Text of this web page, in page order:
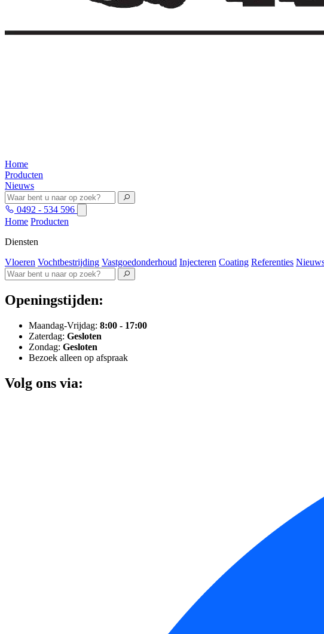
Home
Producten
Nieuws
0492 - 534 596
Home Producten
Diensten
Vloeren Vochtbestrijding Vastgoedonderhoud Injecteren Coating Referenties
Openingstijden:
Maandag-Vrijdag: 8:00 - 17:00
Zaterdag: Gesloten
Zondag: Gesloten
Bezoek alleen op afspraak
Volg ons via: